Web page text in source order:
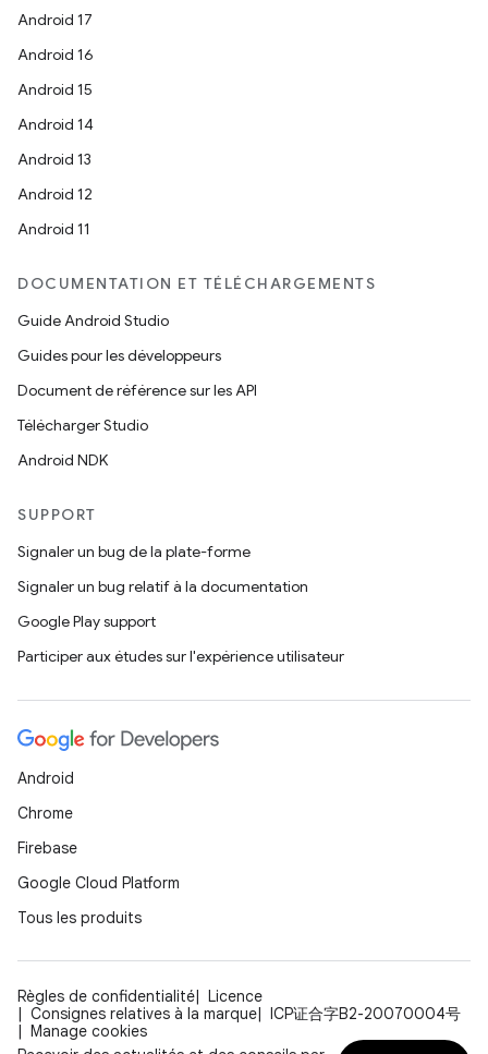
Android 17
Android 16
Android 15
Android 14
Android 13
Android 12
Android 11
DOCUMENTATION ET TÉLÉCHARGEMENTS
Guide Android Studio
Guides pour les développeurs
Document de référence sur les API
Télécharger Studio
Android NDK
SUPPORT
Signaler un bug de la plate-forme
Signaler un bug relatif à la documentation
Google Play support
Participer aux études sur l'expérience utilisateur
Android
Chrome
Firebase
Google Cloud Platform
Tous les produits
Règles de confidentialité
Licence
Consignes relatives à la marque
ICP证合字B2-20070004号
Manage cookies